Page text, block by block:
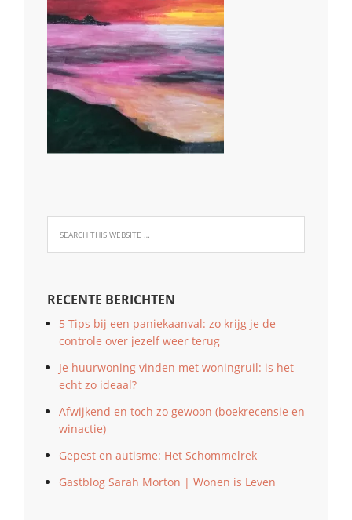
RECENTE BERICHTEN
5 Tips bij een paniekaanval: zo krijg je de
controle over jezelf weer terug
Je huurwoning vinden met woningruil: is het
echt zo ideaal?
Afwijkend en toch zo gewoon (boekrecensie en
winactie)
Gepest en autisme: Het Schommelrek
Gastblog Sarah Morton | Wonen is Leven